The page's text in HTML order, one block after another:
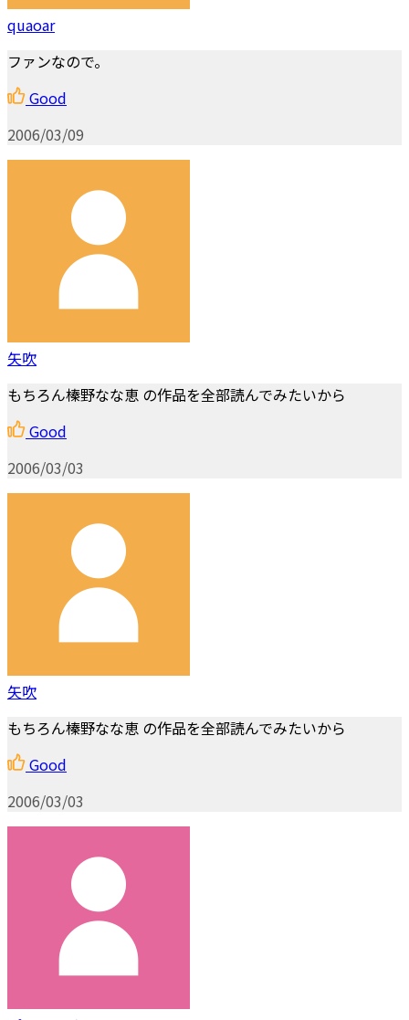
quaoar
ファンなので。
Good
2006/03/09
矢吹
もちろん榛野なな恵 の作品を全部読んでみたいから
Good
2006/03/03
矢吹
もちろん榛野なな恵 の作品を全部読んでみたいから
Good
2006/03/03